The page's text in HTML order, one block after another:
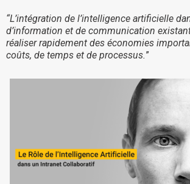
Mobile
No code
Intégrations
Offre
“L’intégration de l’intelligence artificielle
d’information et de communication
réaliser rapidement des économies
coûts, de temps et de processus.”